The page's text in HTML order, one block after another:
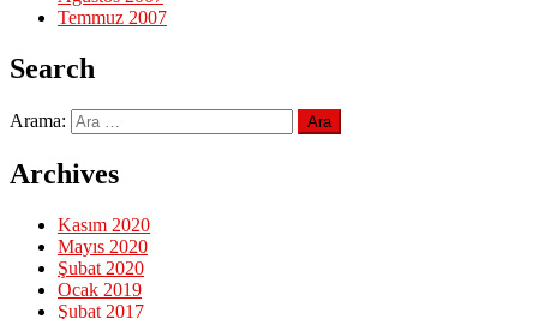
Temmuz 2007
Search
Arama:
Archives
Kasım 2020
Mayıs 2020
Şubat 2020
Ocak 2019
Şubat 2017